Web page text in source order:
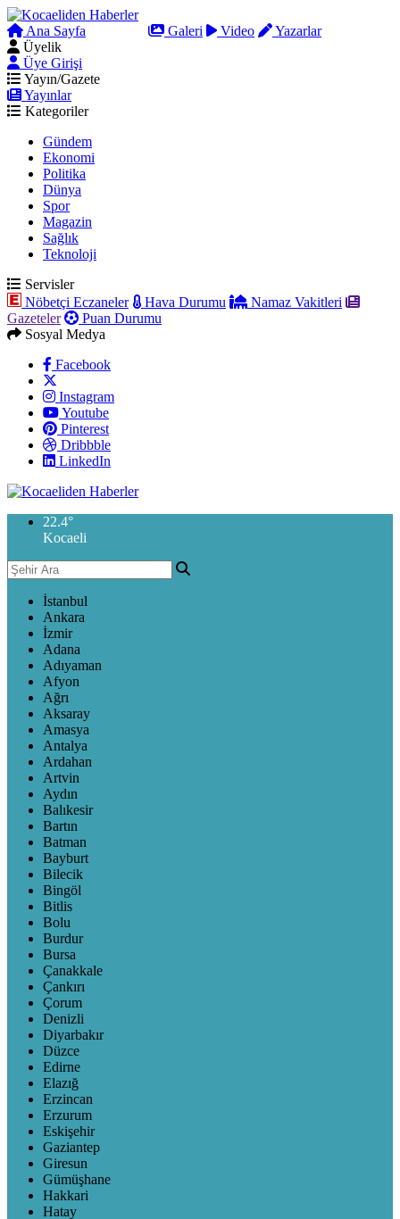
Ana Sayfa Galeri Video
Yazarlar
Üyelik
Üye Girişi
Yayın/Gazete
Yayınlar
Kategoriler
Gündem
Ekonomi
Politika
Dünya
Spor
Magazin
Sağlık
Teknoloji
Servisler
Nöbetçi Eczaneler
Hava Durumu
Namaz Vakitleri
Gazeteler
Puan Durumu
Sosyal Medya
Facebook
Instagram
Youtube
Pinterest
Dribbble
LinkedIn
22.4°
Kocaeli
İstanbul
Ankara
İzmir
Adana
Adıyaman
Afyon
Ağrı
Aksaray
Amasya
Antalya
Ardahan
Artvin
Aydın
Balıkesir
Bartın
Batman
Bayburt
Bilecik
Bingöl
Bitlis
Bolu
Burdur
Bursa
Çanakkale
Çankırı
Çorum
Denizli
Diyarbakır
Düzce
Edirne
Elazığ
Erzincan
Erzurum
Eskişehir
Gaziantep
Giresun
Gümüşhane
Hakkari
Hatay